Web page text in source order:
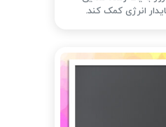
انرژی کمک کند.